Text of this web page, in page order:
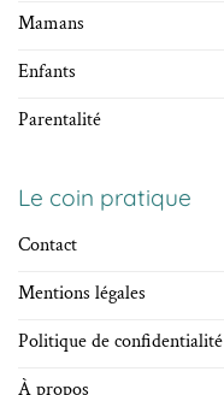
Mamans
Enfants
Parentalité
Le coin pratique
Contact
Mentions légales
Politique de confidentialité
À propos